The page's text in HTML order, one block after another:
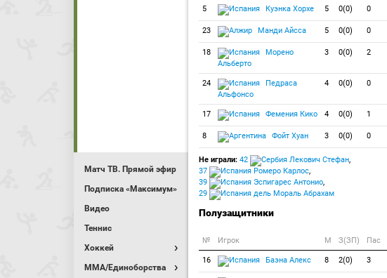
Матч ТВ. Прямой эфир
Подписка «Максимум»
Видео
Теннис
Хоккей
MMA/Единоборства
5 Куэнка Хорхе 5 0(0) 0
23 Манди Айсса 5 0(0) 0
18
Морено
Альберто
3 0(0) 2
24
Педраса
Альфонсо
4 0(0) 0
17 Фемения Кико 4 0(0) 1
8 Фойт Хуан 3 0(0) 0
Не играли: 42 Лекович Стефан,
37
Ромеро Карлос,
39
Эспигарес Антонио,
29
дель Мораль Абрахам
Полузащитники
№ Игрок M З(ЗП) Пас
16 Баэна Алекс 8 2(0) 3